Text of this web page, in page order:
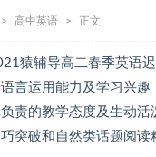
高中英语 正文
猿辅导高二春季英语
言运用能力及学习兴
责的教学态度及生动
突破和自然类话题阅读